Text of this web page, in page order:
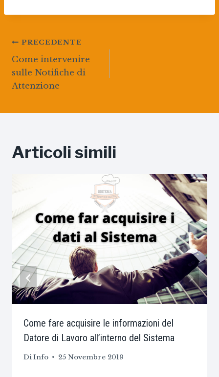
Navigazione
articoli
PRECEDENTE
Come intervenire
sulle Notifiche di
Attenzione
Articoli simili
Come fare acquisire le informazioni del
Datore di Lavoro all’interno del Sistema
DiInfo 25 Novembre 2019